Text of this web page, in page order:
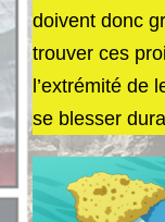
doivent donc
trouver ces
l’extrémité de
se blesser